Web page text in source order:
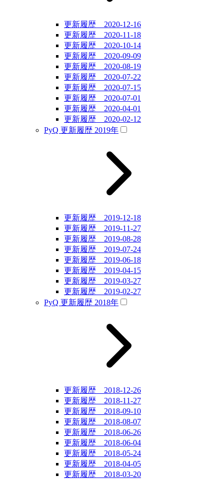
更新履歴 2020-12-16
更新履歴 2020-11-18
更新履歴 2020-10-14
更新履歴 2020-09-09
更新履歴 2020-08-19
更新履歴 2020-07-22
更新履歴 2020-07-15
更新履歴 2020-07-01
更新履歴 2020-04-01
更新履歴 2020-02-12
PyQ 更新履歴 2019年
更新履歴 2019-12-18
更新履歴 2019-11-27
更新履歴 2019-08-28
更新履歴 2019-07-24
更新履歴 2019-06-18
更新履歴 2019-04-15
更新履歴 2019-03-27
更新履歴 2019-02-27
PyQ 更新履歴 2018年
更新履歴 2018-12-26
更新履歴 2018-11-27
更新履歴 2018-09-10
更新履歴 2018-08-07
更新履歴 2018-06-26
更新履歴 2018-06-04
更新履歴 2018-05-24
更新履歴 2018-04-05
更新履歴 2018-03-20